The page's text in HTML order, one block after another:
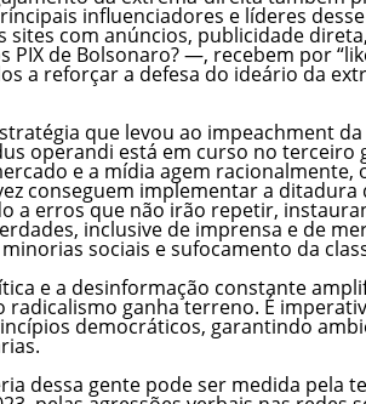
influenciadores e líderes
sites com anúncios, publicidade
PIX de Bolsonaro? —, recebem por
a reforçar a defesa do ideário da
que levou ao impeachment
operandi está em curso no terceiro
e a mídia agem racionalmente,
conseguem implementar a
a erros que não irão repetir,
inclusive de imprensa e de
sociais e sufocamento da
e a desinformação constante
radicalismo ganha terreno. É
democráticos, garantindo
dessa gente pode ser medida pela